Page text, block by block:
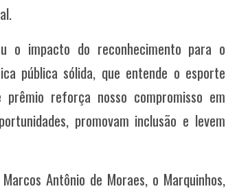
o impacto do reconhecimento para o
pública sólida, que entende o esporte
reforça nosso compromisso em
promovam inclusão e levem
Antônio de Moraes, o Marquinhos,